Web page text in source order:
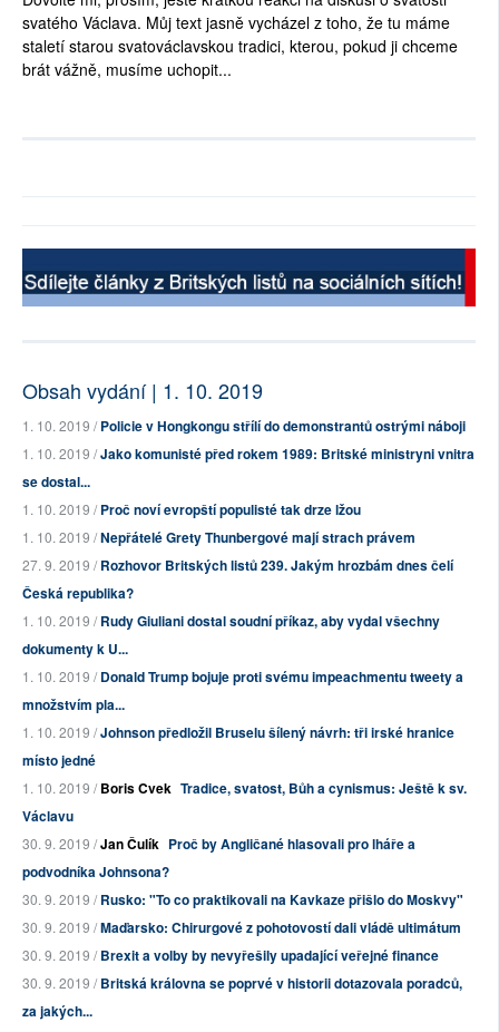
svatého Václava. Můj text jasně vycházel z toho, že tu máme
staletí starou svatováclavskou tradici, kterou, pokud ji chceme
brát vážně, musíme uchopit...
Obsah vydání | 1. 10. 2019
1. 10. 2019 /Policie v Hongkongu střílí do demonstrantů ostrými náboji
1. 10. 2019 /Jako komunisté před rokem 1989: Britské ministryni vnitra
se dostal...
1. 10. 2019 /Proč noví evropští populisté tak drze lžou
1. 10. 2019 /Nepřátelé Grety Thunbergové mají strach právem
27. 9. 2019 /Rozhovor Britských listů 239. Jakým hrozbám dnes čelí
Česká republika?
1. 10. 2019 /Rudy Giuliani dostal soudní příkaz, aby vydal všechny
dokumenty k U...
1. 10. 2019 /Donald Trump bojuje proti svému impeachmentu tweety a
množstvím pla...
1. 10. 2019 /Johnson předložil Bruselu šílený návrh: tři irské hranice
místo jedné
1. 10. 2019 /Boris Cvek Tradice, svatost, Bůh a cynismus: Ještě k sv.
Václavu
30. 9. 2019 /Jan Čulík Proč by Angličané hlasovali pro lháře a
podvodníka Johnsona?
30. 9. 2019 /Rusko: "To co praktikovali na Kavkaze přišlo do Moskvy"
30. 9. 2019 /Maďarsko: Chirurgové z pohotovostí dali vládě ultimátum
30. 9. 2019 /Brexit a volby by nevyřešily upadající veřejné finance
30. 9. 2019 /Britská královna se poprvé v historii dotazovala poradců,
za jakých...